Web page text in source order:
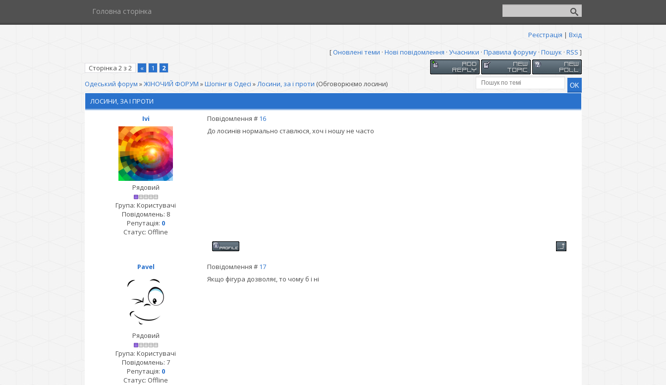
Головна сторінка
Реєстрація | Вхід
[Оновлені теми · Нові повідомлення · Учасники · Правила форуму· Пошук · RSS ]
Сторінка 2з 2 « 1
2
Одеський форум »ЖІНОЧИЙ ФОРУМ »Шопінг в Одесі »Лосини, за і проти (Обговорюємо лосини)
ЛОСИНИ, ЗА І ПРОТИ
Ivi
Повідомлення # 16
Рядовий
Група: Користувачі
Повідомлень: 8
Репутація: 0
Статус: Offline
До лосинів нормально ставлюся, хоч і ношу не часто
Pavel Повідомлення # 17
Рядовий
Група: Користувачі
Повідомлень: 7
Репутація: 0
Статус: Offline
Якщо фігура дозволяє, то чому б і ні